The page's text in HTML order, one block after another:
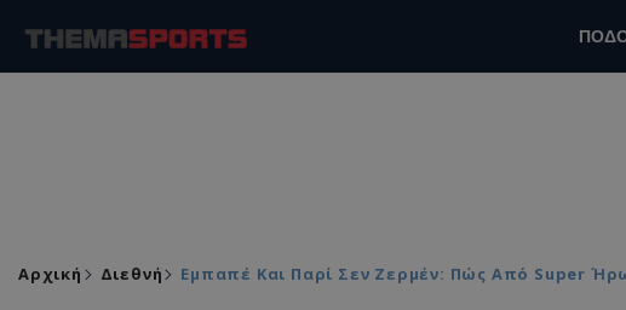
Αρχική Διεθνή Εμπαπέ Και Παρί Σεν Ζερμέν: Πώς Από Super